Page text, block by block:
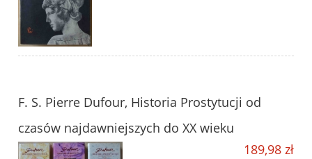
F. S. Pierre Dufour, Historia Prostytucji od
czasów najdawniejszych do XX wieku
189,98 zł